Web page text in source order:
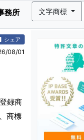
務所 文字商標
シェア
08/01
録商
商標